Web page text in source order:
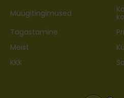
Müügitingimused
Tagastamine
Meist
KKK